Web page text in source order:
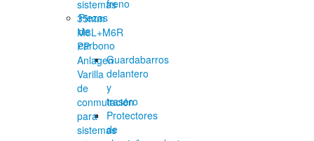
freno
Piezas
de
carbono
Guardabarros
delantero
y
trasero
Protectores
de
Varilla
de
conmutación
para
sistemas